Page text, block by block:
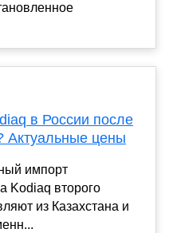
в России после
Актуальные цены
импорт
Kodiaq второго
из Казахстана и